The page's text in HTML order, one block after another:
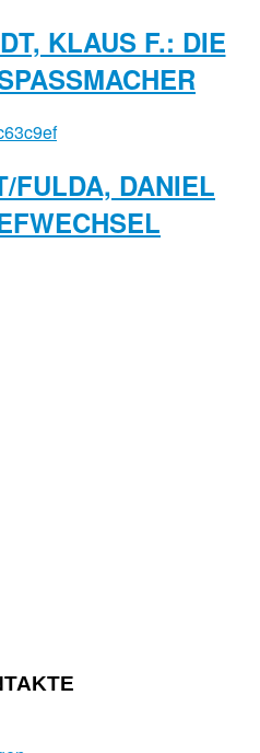
KLAUS F.: DIE
FULDA, DANIEL